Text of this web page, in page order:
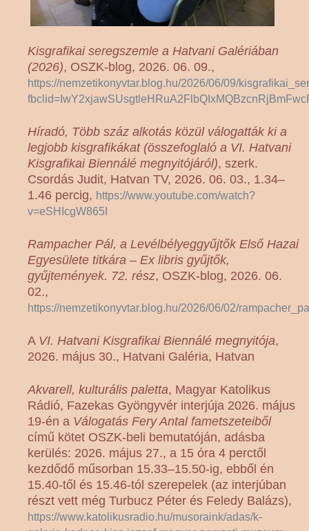
Kisgrafikai seregszemle a Hatvani Galériában
(2026), OSZK-blog, 2026. 06. 09.,
https://nemzetikonyvtar.blog.hu/2026/06/09/
Híradó, Több száz alkotás közül válogatták ki a
legjobb kisgrafikákat (összefoglaló a VI. Hatvani
Kisgrafikai Biennálé megnyitójáról), szerk.
Csordás Judit, Hatvan TV, 2026. 06. 03., 1.34–
1.46 percig, https://www.youtube.com/watch?
v=eSHIcgW865I
Rampacher Pál, a Levélbélyeggyűjtők Első Hazai
Egyesülete titkára – Ex libris gyűjtők,
gyűjtemények. 72. rész, OSZK-blog, 2026. 06.
02.,
https://nemzetikonyvtar.blog.hu/2026/06/02/
A VI. Hatvani Kisgrafikai Biennálé megnyitója,
2026. május 30., Hatvani Galéria, Hatvan
Akvarell, kulturális paletta, Magyar Katolikus
Rádió, Fazekas Gyöngyvér interjúja 2026. május
19-én a Válogatás Fery Antal fametszeteiből
című kötet OSZK-beli bemutatóján, adásba
kerülés: 2026. május 27., a 15 óra 4 perctől
kezdődő műsorban 15.33–15.50-ig, ebből én
15.40-től és 15.46-tól szerepelek (az interjúban
részt vett még Turbucz Péter és Feledy Balázs),
https://www.katolikusradio.hu/musoraink/adas/k-